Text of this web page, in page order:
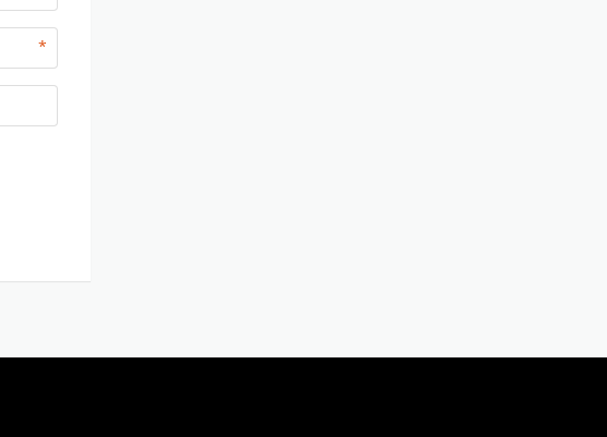
*